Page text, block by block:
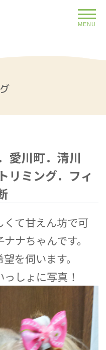
MENU
愛川町．清川
リミング．フィ
くて甘えん坊で可
ナちゃんです。
を伺います。
しょに写真！